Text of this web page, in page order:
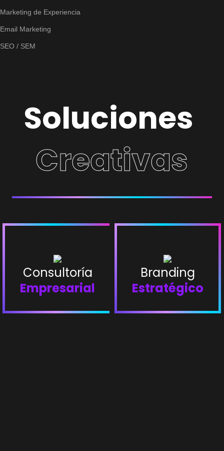
Marketing de Experiencia
Email Marketing
SEO / SEM
Soluciones
Creativas
Consultoría
Empresarial
Branding
Estratégico